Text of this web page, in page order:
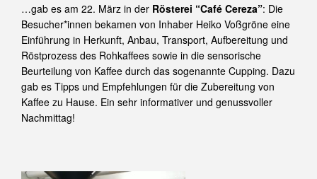
…gab es am 22. März in der Rösterei “Café Cereza”: Die
Besucher*innen bekamen von Inhaber Heiko Voßgröne eine
Einführung in Herkunft, Anbau, Transport, Aufbereitung und
Röstprozess des Rohkaffees sowie in die sensorische
Beurteilung von Kaffee durch das sogenannte Cupping. Dazu
gab es Tipps und Empfehlungen für die Zubereitung von
Kaffee zu Hause. Ein sehr informativer und genussvoller
Nachmittag!